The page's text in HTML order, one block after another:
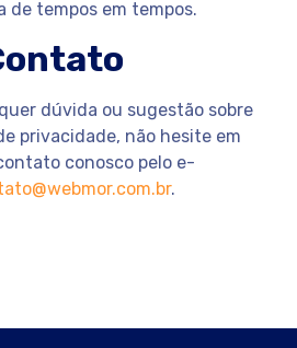
de tempos em tempos.
dúvida ou sugestão sobre
privacidade, não hesite em
conosco pelo e-
.